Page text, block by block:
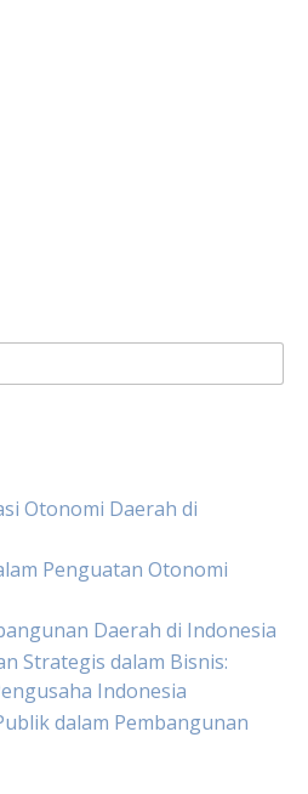
Otonomi Daerah di
Penguatan Otonomi
Daerah di Indonesia
Strategis dalam Bisnis:
Indonesia
dalam Pembangunan